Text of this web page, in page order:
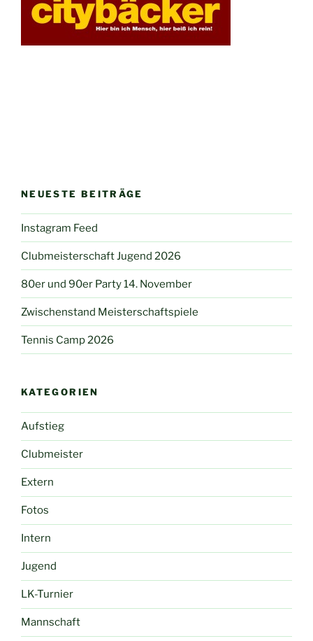
NEUESTE BEITRÄGE
Instagram Feed
Clubmeisterschaft Jugend 2026
80er und 90er Party 14. November
Zwischenstand Meisterschaftspiele
Tennis Camp 2026
KATEGORIEN
Aufstieg
Clubmeister
Extern
Fotos
Intern
Jugend
LK-Turnier
Mannschaft